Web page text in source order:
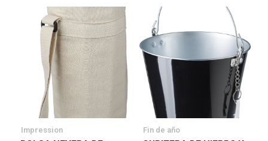
Impression Fin de año